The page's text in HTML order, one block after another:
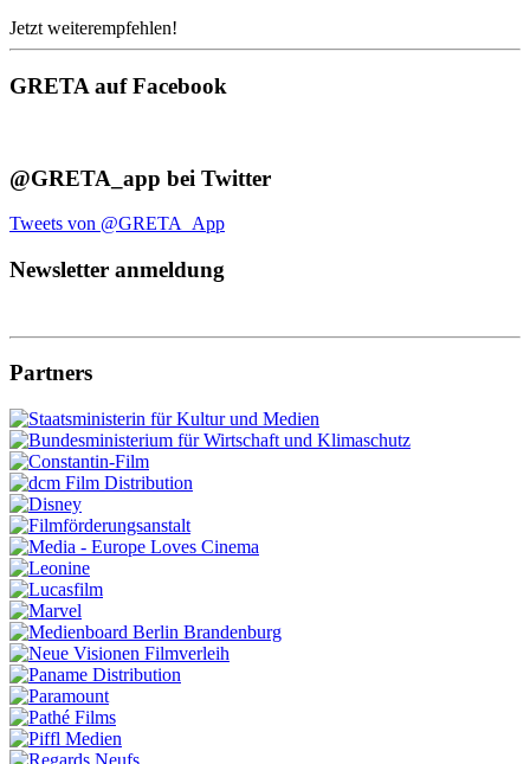
Jetzt weiterempfehlen!
GRETA auf Facebook
@GRETA_app bei Twitter
Tweets von @GRETA_App
Newsletter anmeldung
Partners